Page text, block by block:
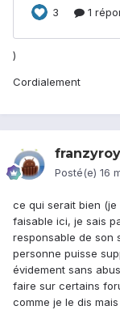
)
Cordialement
franzyroy
Posté(e) 16
ce qui serait bien
faisable ici, je sais
responsable de son
personne puisse
évidement sans
faire sur certains
comme je le dis